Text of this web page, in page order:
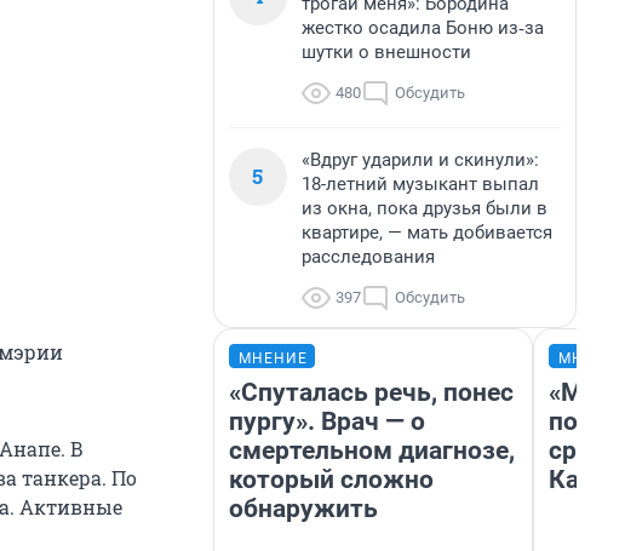
В
танкера. По
Активные
жестко осадила Боню из‑за
шутки о внешности
480 Обсудить
5
«Вдруг ударили и скинули»:
18-летний музыкант выпал
из окна, пока друзья были в
квартире, — мать добивается
расследования
397 Обсудить
МНЕНИЕ
«Спуталась речь, понес
пургу». Врач — о
смертельном диагнозе,
который сложно
обнаружить